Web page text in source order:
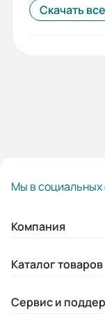
Скачать
Мы в социальных
Компания
Каталог товаров
Сервис и